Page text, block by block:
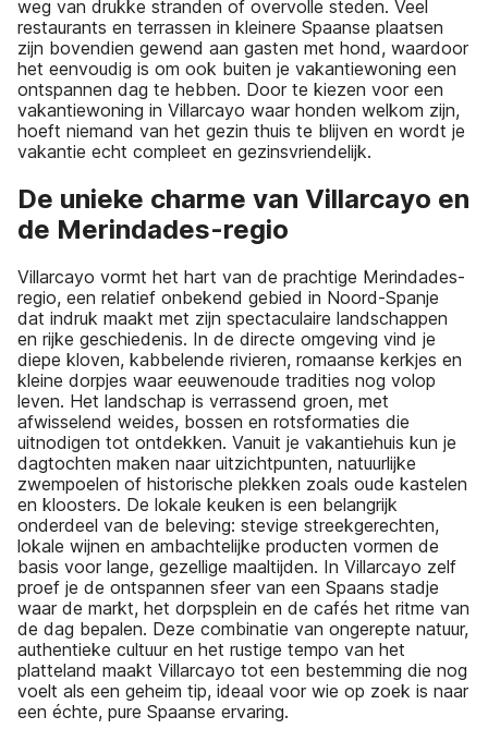
weg van drukke stranden of overvolle steden. Veel
restaurants en terrassen in kleinere Spaanse plaatsen
zijn bovendien gewend aan gasten met hond, waardoor
het eenvoudig is om ook buiten je vakantiewoning een
ontspannen dag te hebben. Door te kiezen voor een
vakantiewoning in Villarcayo waar honden welkom zijn,
hoeft niemand van het gezin thuis te blijven en wordt je
vakantie echt compleet en gezinsvriendelijk.
De unieke charme van Villarcayo en
de Merindades-regio
Villarcayo vormt het hart van de prachtige Merindades-
regio, een relatief onbekend gebied in Noord-Spanje
dat indruk maakt met zijn spectaculaire landschappen
en rijke geschiedenis. In de directe omgeving vind je
diepe kloven, kabbelende rivieren, romaanse kerkjes en
kleine dorpjes waar eeuwenoude tradities nog volop
leven. Het landschap is verrassend groen, met
afwisselend weides, bossen en rotsformaties die
uitnodigen tot ontdekken. Vanuit je vakantiehuis kun je
dagtochten maken naar uitzichtpunten, natuurlijke
zwempoelen of historische plekken zoals oude kastelen
en kloosters. De lokale keuken is een belangrijk
onderdeel van de beleving: stevige streekgerechten,
lokale wijnen en ambachtelijke producten vormen de
basis voor lange, gezellige maaltijden. In Villarcayo zelf
proef je de ontspannen sfeer van een Spaans stadje
waar de markt, het dorpsplein en de cafés het ritme van
de dag bepalen. Deze combinatie van ongerepte natuur,
authentieke cultuur en het rustige tempo van het
platteland maakt Villarcayo tot een bestemming die nog
voelt als een geheim tip, ideaal voor wie op zoek is naar
een échte, pure Spaanse ervaring.